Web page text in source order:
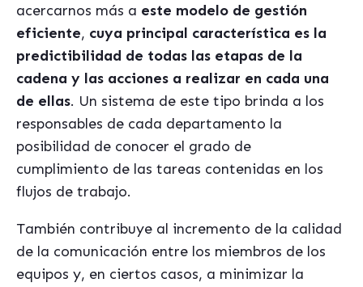
acercarnos más a este modelo de gestión
eficiente, cuya principal característica es la
predictibilidad de todas las etapas de la
cadena y las acciones a realizar en cada una
de ellas. Un sistema de este tipo brinda a los
responsables de cada departamento la
posibilidad de conocer el grado de
cumplimiento de las tareas contenidas en los
flujos de trabajo.
También contribuye al incremento de la calidad
de la comunicación entre los miembros de los
equipos y, en ciertos casos, a minimizar la